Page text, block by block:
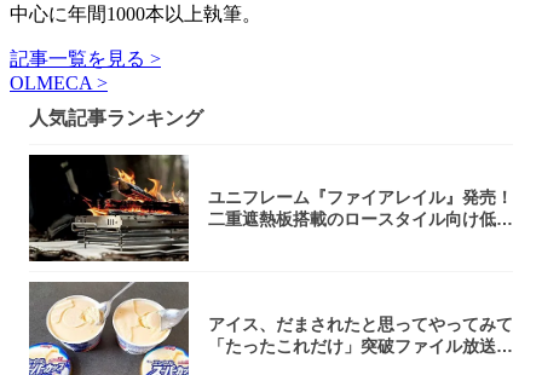
中心に年間1000本以上執筆。
記事一覧を見る >
OLMECA >
人気記事ランキング
ユニフレーム『ファイアレイル』発売！
二重遮熱板搭載のロースタイル向け低型
アイス、だまされたと思ってやってみて
「たったこれだけ」突破ファイル放送で